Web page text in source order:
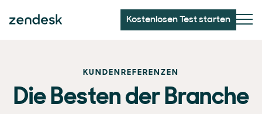
Kostenlosen Test starten
KUNDENREFERENZEN
Die Besten der Branche